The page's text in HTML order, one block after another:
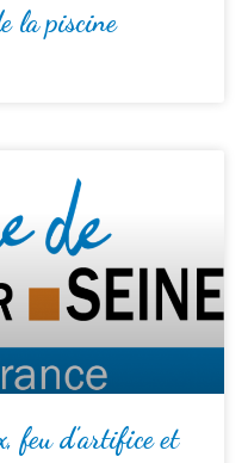
la piscine
feu d’artifice et